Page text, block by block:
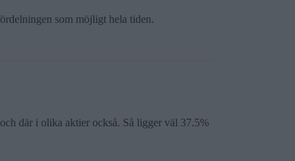
som möjligt hela tiden.
där i olika aktier också. Så ligger väl 37.5%